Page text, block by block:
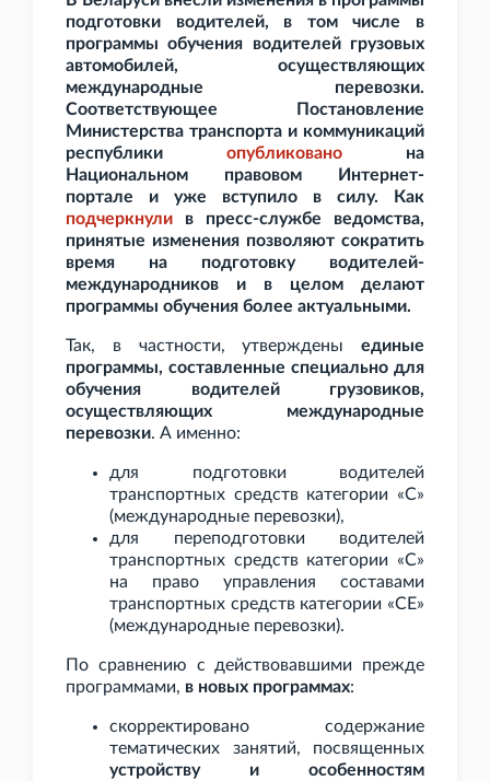
подготовки водителей, в том числе в
программы обучения водителей грузовых
автомобилей, осуществляющих
международные перевозки.
Соответствующее Постановление
Министерства транспорта и коммуникаций
республики опубликовано на
Национальном правовом Интернет-
портале и уже вступило в силу. Как
подчеркнули в пресс-службе ведомства,
принятые изменения позволяют сократить
время на подготовку водителей-
международников и в целом делают
программы обучения более актуальными.
Так, в частности, утверждены единые
программы, составленные специально для
обучения водителей грузовиков,
осуществляющих международные
перевозки. А именно:
для подготовки водителей
транспортных средств категории «С»
(международные перевозки),
для переподготовки водителей
транспортных средств категории «С»
на право управления составами
транспортных средств категории «CE»
(международные перевозки).
По сравнению с действовавшими прежде
программами, в новых программах:
скорректировано содержание
тематических занятий, посвященных
устройству и особенностям